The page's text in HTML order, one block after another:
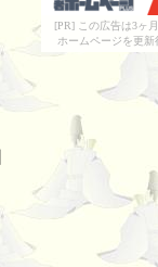
[PR] この広告は3ヶ
ホームページを更